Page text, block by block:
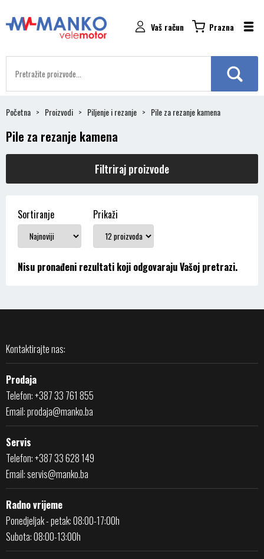
Vaš račun Prazna
Početna Proizvodi Piljenje i rezanje Pile za rezanje kamena
Pile za rezanje kamena
Filtriraj proizvode
Sortiranje Prikaži
Nisu pronađeni rezultati koji odgovaraju Vašoj pretrazi.
Kontaktirajte nas:
Prodaja
Telefon: +387 33 761 855
Email:prodaja@manko.ba
Servis
Telefon: +387 33 628 149
Email:servis@manko.ba
Radno vrijeme
Ponedjeljak - petak: 08:00-17:00h
Subota: 08:00-13:00h